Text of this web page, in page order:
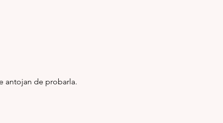
antojan de probarla.